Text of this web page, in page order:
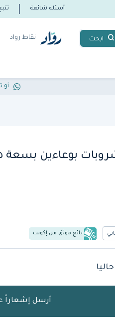
أسئلة شائعة
ابحث نقاط رواد
أو
بوعاءين بسعة ٥ جالون
بائع موثق من إكويب
أرسل إشعاراً